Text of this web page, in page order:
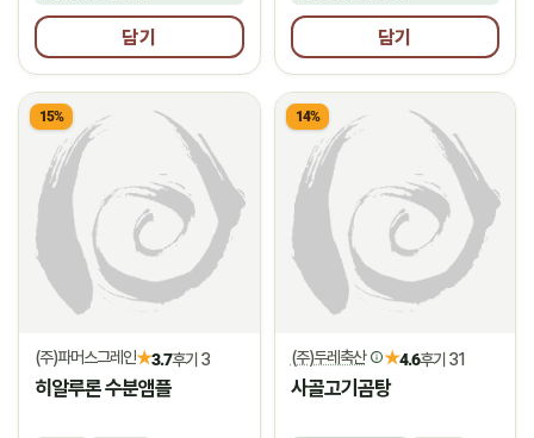
담기 담기
15%
(주)파머스그레인★3.7후기 3
히알루론 수분앰플
14%
(주)두레축산 ★4.6후기 31
사골고기곰탕